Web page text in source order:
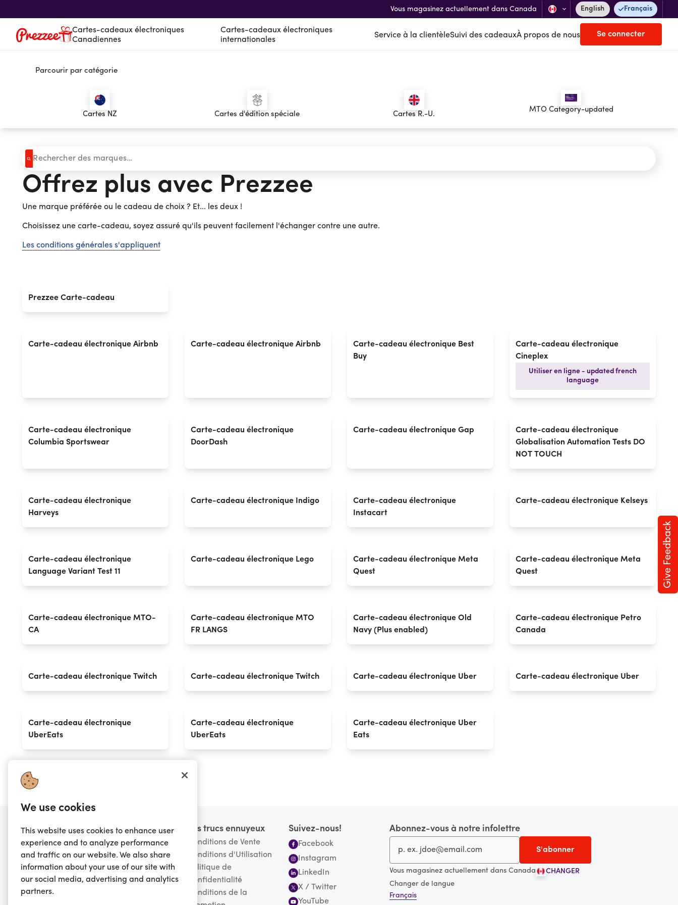
Vous magasinez actuellement dans Canada English Français
Cartes-cadeaux électroniques
Canadiennes
Cartes-cadeaux électroniques
internationales
Service à la clientèleSuivi des cadeauxÀ propos de nous Se connecter
Cartes-cadeaux électroniques Canadiennes
Service à la clientèle
Suivi des cadeaux
À propos de nous
Se connecter
Parcourir par catégorie
Cartes NZ Cartes d'édition spéciale Cartes R.-U.
MTO Category-updated
Offrez plus avec Prezzee
Une marque préférée ou le cadeau de choix ? Et... les deux !
Choisissez une carte-cadeau, soyez assuré qu'ils peuvent facilement l'échanger contre une autre.
Les conditions générales s'appliquent
Prezzee Carte-cadeau
Carte-cadeau électronique Airbnb Carte-cadeau électronique Airbnb
Carte-cadeau électronique Best
Buy
Carte-cadeau électronique
Cineplex
Utiliser en ligne - updated french
language
Carte-cadeau électronique
Columbia Sportswear
Carte-cadeau électronique
DoorDash
Carte-cadeau électronique Gap
Carte-cadeau électronique
Globalisation Automation Tests DO
NOT TOUCH
Carte-cadeau électronique
Harveys
Carte-cadeau électronique Indigo
Carte-cadeau électronique
Instacart
Carte-cadeau électronique Kelseys
Carte-cadeau électronique
Language Variant Test 11
Carte-cadeau électronique Lego
Carte-cadeau électronique Meta
Quest
Carte-cadeau électronique Meta
Quest
Carte-cadeau électronique MTO-
CA
Carte-cadeau électronique MTO
FR LANGS
Carte-cadeau électronique Old
Navy (Plus enabled)
Carte-cadeau électronique Petro
Canada
Carte-cadeau électronique Twitch Carte-cadeau électronique Twitch Carte-cadeau électronique Uber Carte-cadeau électronique Uber
Carte-cadeau électronique
UberEats
Carte-cadeau électronique
UberEats
Carte-cadeau électronique Uber
Eats
Pied de pageVous voulez en savoir
plus?
FAQ
Avertissement de fraude
Contactez-nous
Les trucs ennuyeux
Conditions de Vente
Conditions d'Utilisation
Politique de
Confidentialité
Conditions de la
Suivez-nous!
Facebook
Instagram
LinkedIn
X / Twitter
YouTube
Abonnez-vous à notre infolettre
Vous magasinez actuellement dans Canada
CHANGER
Changer de langue
Français
We use cookies
This website uses cookies to enhance user
experience and to analyze performance
and traffic on our website. We also share
information about your use of our site with
our social media, advertising and analytics
partners.
Give Feedback